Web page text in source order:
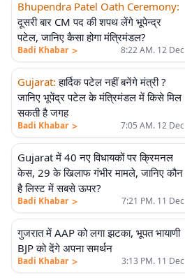
Bhupendra Patel Oath Ceremony:
दूसरी बार CM पद की शपथ लेंगे भूपेन्द्र
पटेल, जानिए कैसा होगा मंत्रिमंडल?
Badi Khabar > 8:22 AM. 12 Dec
Gujarat: हार्दिक पटेल नहीं बनेंगे मंत्री ?
जानिए भूपेंद्र पटेल के मंत्रिमंडल में किसे मिल
सकती है जगह
Badi Khabar > 7:05 AM. 12 Dec
Gujarat में 40 नए विधायकों पर क्रिमनल
केस, 29 के खिलाफ गंभीर मामले, जानिए कौन
है लिस्ट में सबसे ऊपर?
Badi Khabar > 7:21 PM. 11 Dec
गुजरात में AAP को लगा झटका, भूपत भायाणी
BJP को देंगे अपना समर्थन
Badi Khabar > 3:13 PM. 11 Dec